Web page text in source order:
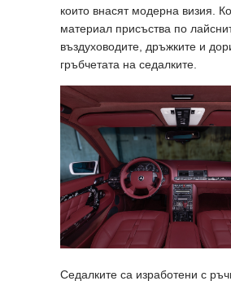
които внасят модерна визия.
материал присъства по
въздуховодите, дръжките и
гръбчетата на седалките.
Седалките са изработени с